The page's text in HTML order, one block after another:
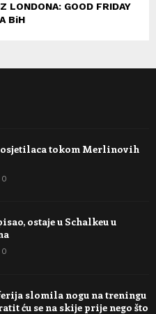
LONDONA: GOOD FRIDAY
BiH
tokom Merlinovih
0
ostaje u Schalkeu u
0
slomila nogu na treningu
ću se na skije prije nego što